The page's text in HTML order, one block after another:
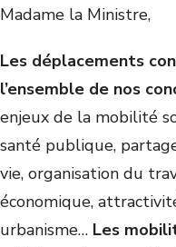
Madame la Ministre,
Les déplacements
l’ensemble de nos
enjeux de la mobilité
santé publique,
vie, organisation du
économique,
urbanisme… Les